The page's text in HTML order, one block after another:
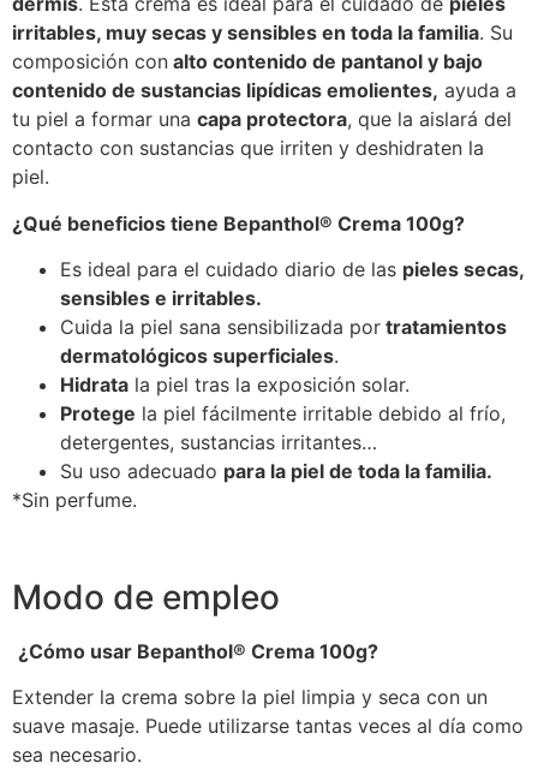
irritables, muy secas y sensibles en toda la familia. Su
composición con alto contenido de pantanol y bajo
contenido de sustancias lipídicas emolientes, ayuda a
tu piel a formar una capa protectora, que la aislará del
contacto con sustancias que irriten y deshidraten la
piel.
¿Qué beneficios tiene Bepanthol® Crema 100g?
Es ideal para el cuidado diario de las pieles secas,
sensibles e irritables.
Cuida la piel sana sensibilizada por tratamientos
dermatológicos superficiales.
Hidrata la piel tras la exposición solar.
Protege la piel fácilmente irritable debido al frío,
detergentes, sustancias irritantes…
Su uso adecuado para la piel de toda la familia.
*Sin perfume.
Modo de empleo
¿Cómo usar Bepanthol® Crema 100g?
Extender la crema sobre la piel limpia y seca con un
suave masaje. Puede utilizarse tantas veces al día como
sea necesario.